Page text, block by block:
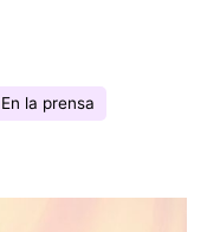
En la prensa